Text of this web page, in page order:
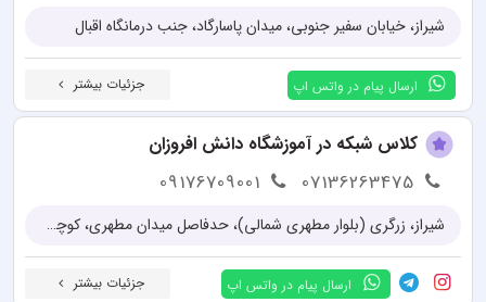
شیراز، خیابان سفیر جنوبی، میدان پاسارگاد، جنب درمانگاه اقبال
ارسال پیام در واتس اپ جزئیات بیشتر
کلاس شبکه در آموزشگاه دانش افروزان
07136263475
09176709001
شیراز، زرگری (بلوار مطهری شمالی)، حدفاصل میدان مطهری، کوچه 29، آموزشگاه دانش افروزان
ارسال پیام در واتس اپ جزئیات بیشتر